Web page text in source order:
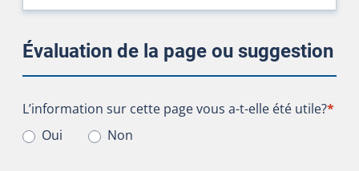
Évaluation de la page ou suggestion
L’information sur cette page vous a-t-elle été utile?
L’information sur cette page vous a-t-elle été utile?*
Oui
Non